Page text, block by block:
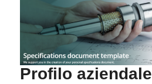
Profilo aziendale